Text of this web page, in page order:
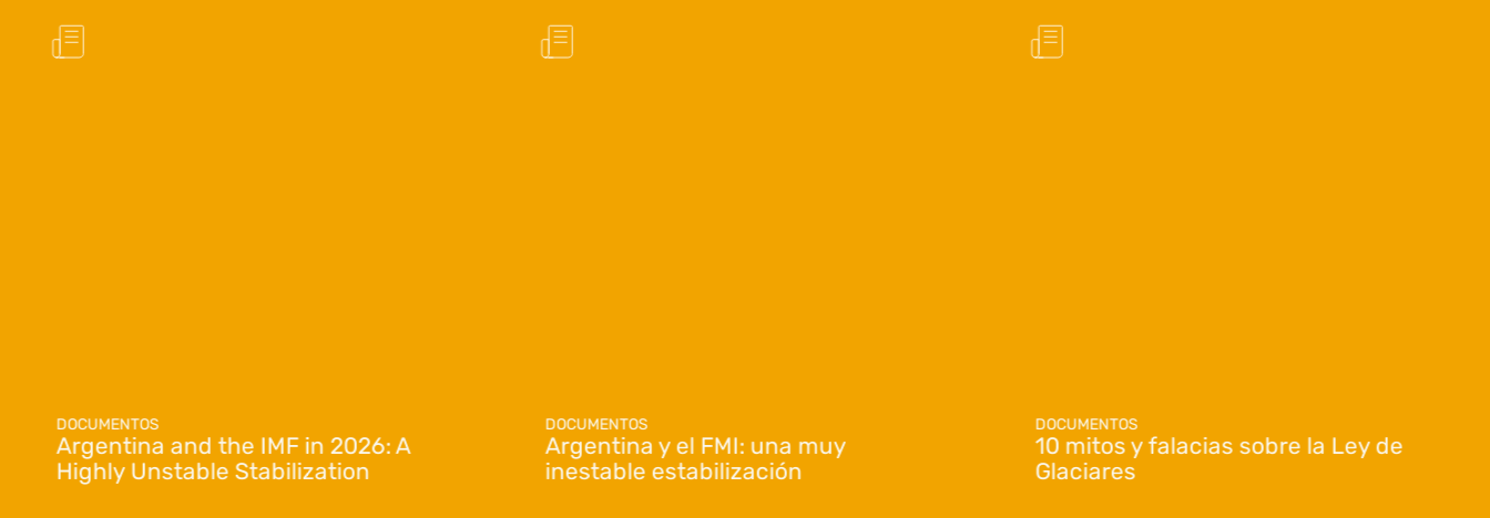
DOCUMENTOS
Argentina and the IMF in 2026: A
Highly Unstable Stabilization
DOCUMENTOS
Argentina y el FMI: una muy
inestable estabilización
DOCUMENTOS
10 mitos y falacias sobre la Ley de
Glaciares